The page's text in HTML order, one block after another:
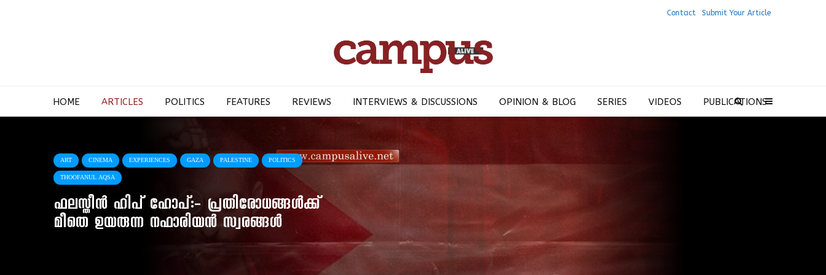
Contact Submit Your Article
HOME ARTICLES POLITICS FEATURES REVIEWS INTERVIEWS & DISCUSSIONS OPINION & BLOG SERIES VIDEOS PUBLICATIONS
ART CINEMA EXPERIENCES GAZA PALESTINE POLITICS
THOOFANUL AQSA
ഫലസ്തീൻ ഹിപ് ഹോപ്:- പ്രതിരോധങ്ങൾക്ക്
മീതെ ഉയരുന്ന നഫാരിയൻ സ്വരങ്ങൾ